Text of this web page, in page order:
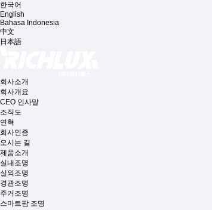
한국어
English
Bahasa Indonesia
中文
日本語
회사소개
회사개요
CEO 인사말
조직도
연혁
회사인증
오시는 길
제품소개
실내조명
실외조명
경관조명
주거조명
스마트팜 조명